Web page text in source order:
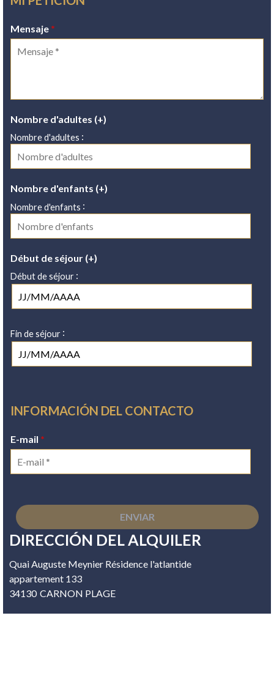
Mensaje *
Nombre d'adultes (+)
Nombre d'adultes :
Nombre d'enfants (+)
Nombre d'enfants :
Début de séjour (+)
Début de séjour :
Fin de séjour :
INFORMACIÓN DEL CONTACTO
E-mail *
DIRECCIÓN DEL ALQUILER
Quai Auguste Meynier Résidence l'atlantide
appartement 133
34130 CARNON PLAGE